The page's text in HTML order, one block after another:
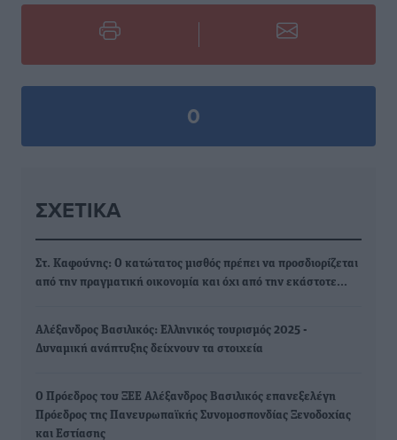
0
ΣΧΕΤΙΚΆ
Στ. Καφούνης: Ο κατώτατος μισθός πρέπει να προσδιορίζεται
από την πραγματική οικονομία και όχι από την εκάστοτε…
Αλέξανδρος Βασιλικός: Ελληνικός τουρισμός 2025 -
Δυναμική ανάπτυξης δείχνουν τα στοιχεία
Ο Πρόεδρος του ΞΕΕ Αλέξανδρος Βασιλικός επανεξελέγη
Πρόεδρος της Πανευρωπαϊκής Συνομοσπονδίας Ξενοδοχίας
και Εστίασης